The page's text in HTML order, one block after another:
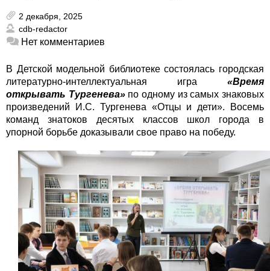
2 декабря, 2025
cdb-redactor
Нет комментариев
В Детской модельной библиотеке состоялась городская
литературно-интеллектуальная игра «Время
открывать Тургенева»по одному из самых знаковых
произведений И.С. Тургенева «Отцы и дети». Восемь
команд знатоков десятых классов школ города в
упорной борьбе доказывали свое право на победу.